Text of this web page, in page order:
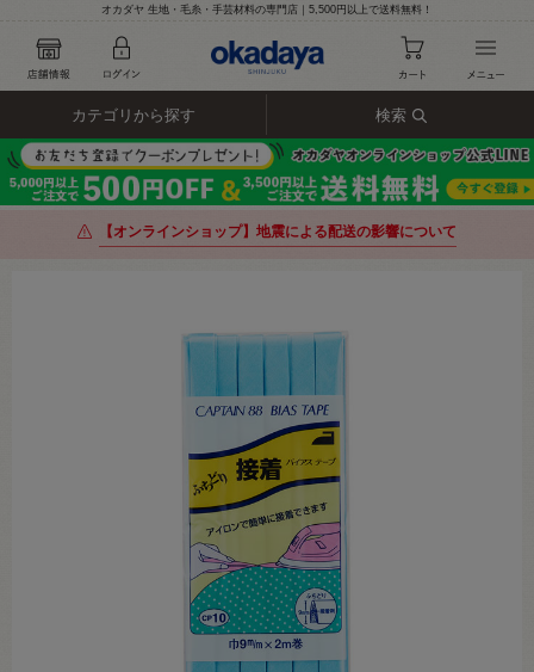
オカダヤ 生地・毛糸・手芸材料の専門店｜5,500円以上で送料無料！
カテゴリから探す 検索
【オンラインショップ】地震による配送の影響について